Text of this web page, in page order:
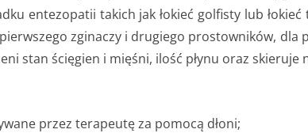
entezopatii takich jak łokieć golfisty lub
zginaczy i drugiego prostowników, dla
stan ścięgien i mięśni, ilość płynu oraz skieruje
przez terapeutę za pomocą dłoni;